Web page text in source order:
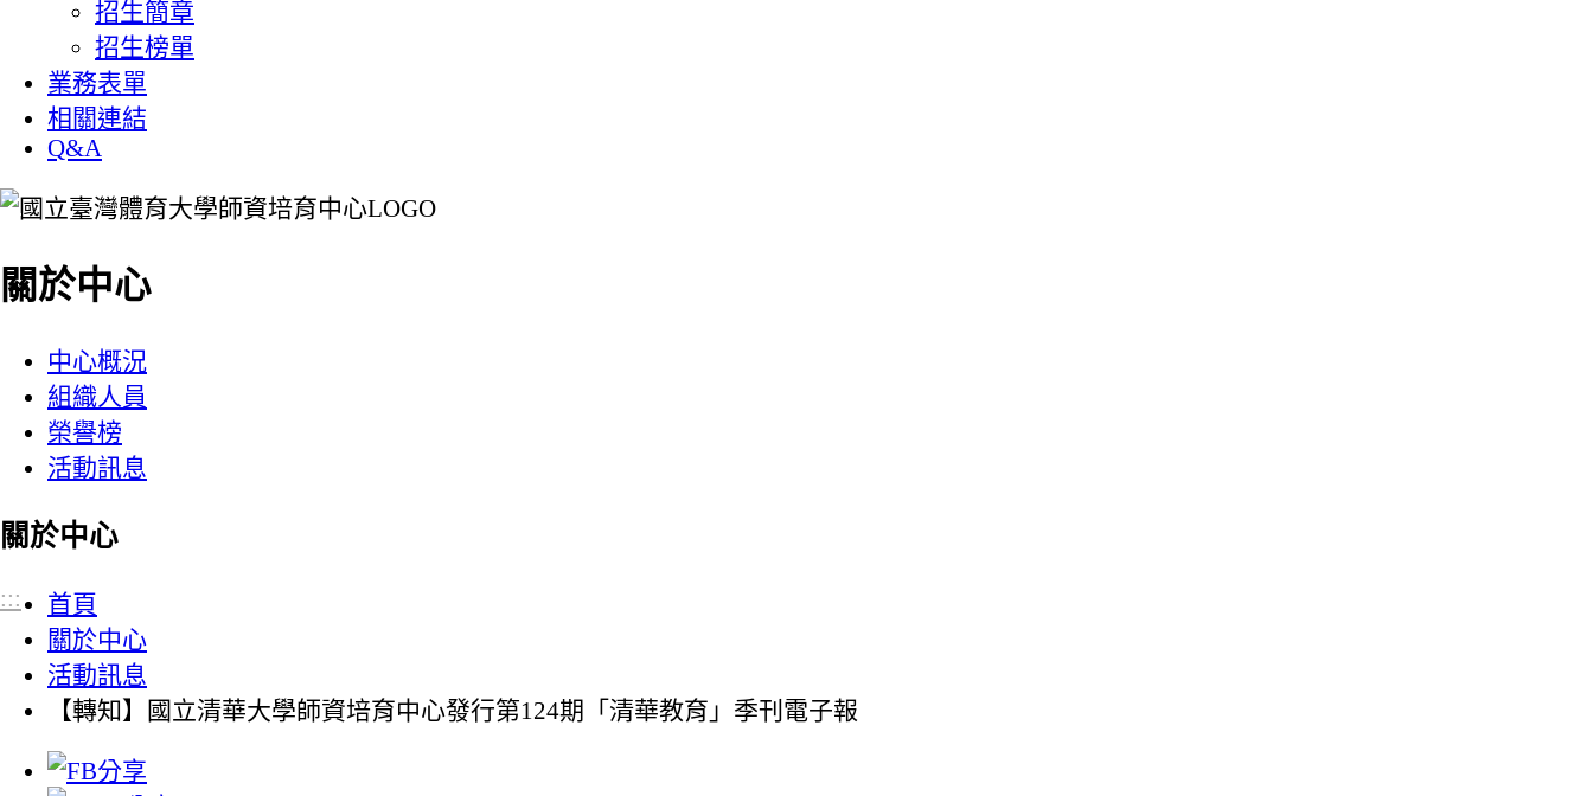
招生簡章
招生榜單
業務表單
相關連結
Q&A
:::
關於中心
中心概況
組織人員
榮譽榜
活動訊息
關於中心
:::
首頁
關於中心
活動訊息
【轉知】國立清華大學師資培育中心發行第124期「清華教育」季刊電子報